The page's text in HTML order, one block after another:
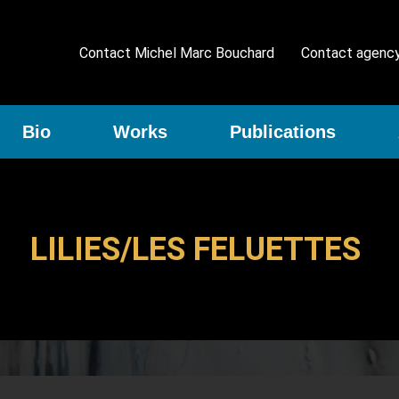
Contact Michel Marc Bouchard Contact
Bio Works Publications
LILIES/LES FELUETTES